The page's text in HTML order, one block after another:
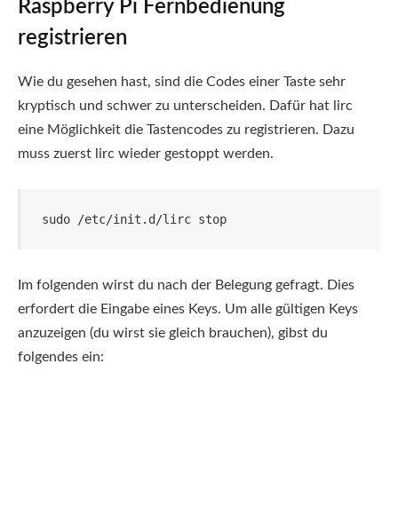
Raspberry Pi Fernbedienung
registrieren
Wie du gesehen hast, sind die Codes einer Taste sehr
kryptisch und schwer zu unterscheiden. Dafür hat lirc
eine Möglichkeit die Tastencodes zu registrieren. Dazu
muss zuerst lirc wieder gestoppt werden.
sudo /etc/init.d/lirc stop
Im folgenden wirst du nach der Belegung gefragt. Dies
erfordert die Eingabe eines Keys. Um alle gültigen Keys
anzuzeigen (du wirst sie gleich brauchen), gibst du
folgendes ein: